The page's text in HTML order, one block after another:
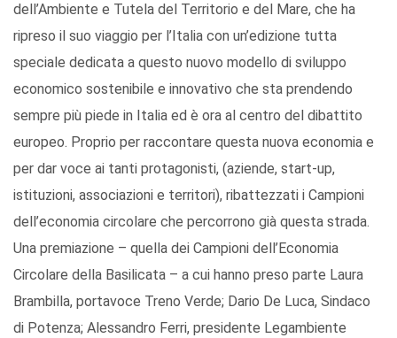
dell’Ambiente e Tutela del Territorio e del Mare, che ha
ripreso il suo viaggio per l’Italia con un’edizione tutta
speciale dedicata a questo nuovo modello di sviluppo
economico sostenibile e innovativo che sta prendendo
sempre più piede in Italia ed è ora al centro del dibattito
europeo. Proprio per raccontare questa nuova economia e
per dar voce ai tanti protagonisti, (aziende, start-up,
istituzioni, associazioni e territori), ribattezzati i Campioni
dell’economia circolare che percorrono già questa strada.
Una premiazione – quella dei Campioni dell’Economia
Circolare della Basilicata – a cui hanno preso parte Laura
Brambilla, portavoce Treno Verde; Dario De Luca, Sindaco
di Potenza; Alessandro Ferri, presidente Legambiente